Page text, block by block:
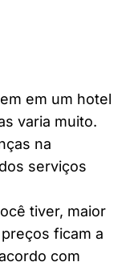
em um hotel
varia muito.
na
serviços
tiver, maior
ficam a
com